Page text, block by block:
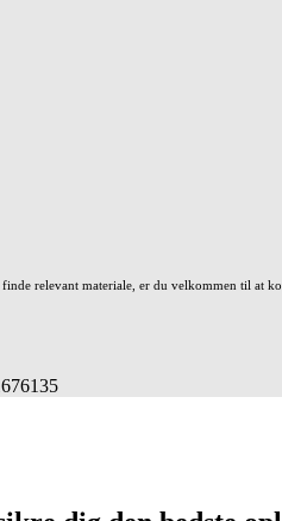
relevant materiale, er du velkommen til at